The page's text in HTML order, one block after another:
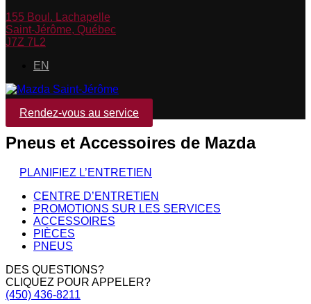
155 Boul. Lachapelle
Saint-Jérôme, Québec
J7Z 7L2
EN
Rendez-vous au service
Pneus et Accessoires de Mazda
PLANIFIEZ L’ENTRETIEN
CENTRE D’ENTRETIEN
PROMOTIONS SUR LES SERVICES
ACCESSOIRES
PIÈCES
PNEUS
DES QUESTIONS?
CLIQUEZ POUR APPELER?
(450) 436-8211